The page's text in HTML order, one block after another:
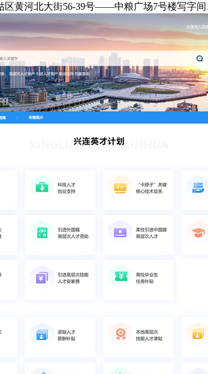
区黄河北大街56-39号——中粮广场7号楼写字间